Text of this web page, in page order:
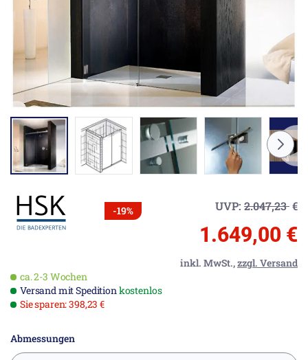
-19% UVP: 2.047,23€
1.649,00 €
inkl. MwSt.,zzgl. Versand
ca. 2-3 Wochen
Versand mit Speditionkostenlos
Sie sparen: 398,23 €
Abmessungen